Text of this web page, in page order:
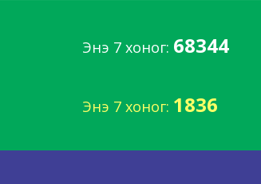
Энэ 7 хоног: 68344
Энэ 7 хоног: 1836